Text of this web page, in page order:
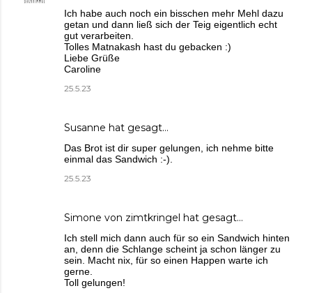
Ich habe auch noch ein bisschen mehr Mehl dazu
getan und dann ließ sich der Teig eigentlich echt
gut verarbeiten.
Tolles Matnakash hast du gebacken :)
Liebe Grüße
Caroline
25.5.23
Susanne hat gesagt…
Das Brot ist dir super gelungen, ich nehme bitte
einmal das Sandwich :-).
25.5.23
Simone von zimtkringel hat gesagt…
Ich stell mich dann auch für so ein Sandwich hinten
an, denn die Schlange scheint ja schon länger zu
sein. Macht nix, für so einen Happen warte ich
gerne.
Toll gelungen!